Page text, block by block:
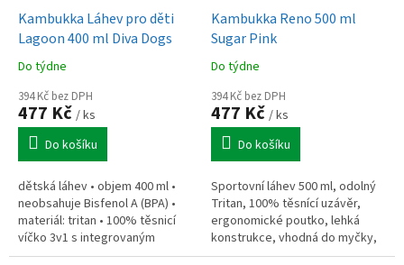
Kambukka Láhev pro děti
Lagoon 400 ml Diva Dogs
Do týdne
394 Kč bez DPH
477 Kč / ks
Do košíku
dětská láhev • objem 400 ml •
neobsahuje Bisfenol A (BPA) •
materiál: tritan • 100% těsnicí
víčko 3v1 s integrovaným
poutkem • víčko i láhev lze mýt
Kambukka Reno 500 ml
Sugar Pink
Do týdne
394 Kč bez DPH
477 Kč / ks
Do košíku
Sportovní láhev 500 ml, odolný
Tritan, 100% těsnící uzávěr,
ergonomické poutko, lehká
konstrukce, vhodná do myčky,
ideální pro sport, školu i